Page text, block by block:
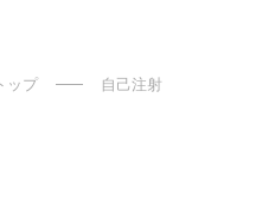
ップ 自己注射